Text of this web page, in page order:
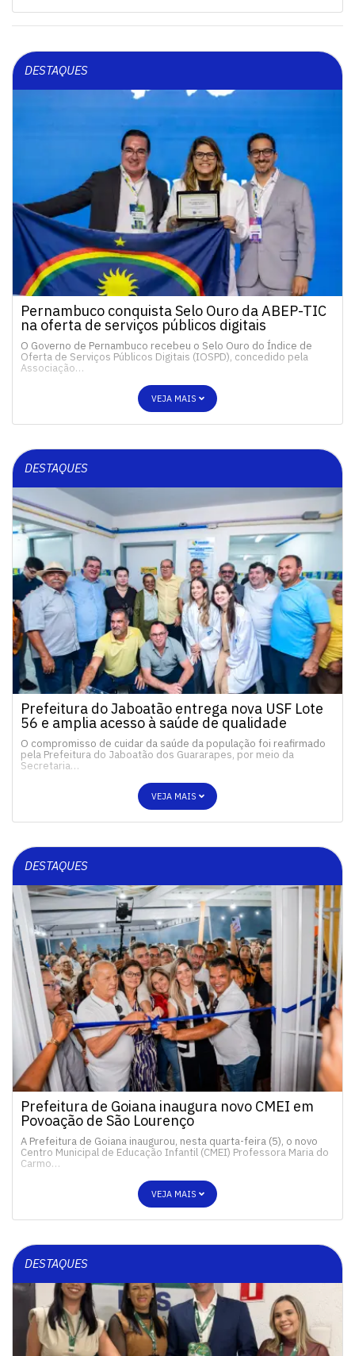
DESTAQUES
Pernambuco conquista Selo Ouro da ABEP-TIC
na oferta de serviços públicos digitais
O Governo de Pernambuco recebeu o Selo Ouro do Índice de
Oferta de Serviços Públicos Digitais (IOSPD), concedido pela
Associação…
VEJA MAIS
DESTAQUES
Prefeitura do Jaboatão entrega nova USF Lote
56 e amplia acesso à saúde de qualidade
O compromisso de cuidar da saúde da população foi reafirmado
pela Prefeitura do Jaboatão dos Guararapes, por meio da
Secretaria…
VEJA MAIS
DESTAQUES
Prefeitura de Goiana inaugura novo CMEI em
Povoação de São Lourenço
A Prefeitura de Goiana inaugurou, nesta quarta-feira (5), o novo
Centro Municipal de Educação Infantil (CMEI) Professora Maria do
Carmo…
VEJA MAIS
DESTAQUES